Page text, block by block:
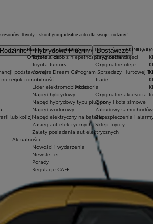
Rodzinne Hybrydowe Plug-in
Dostawcze
Ekobonus dla hybryd Toyoty
Oferta dla osób z niepełnosprawnościami
Kluby dla dzieci i młodzieży
Toyota Kids
Toyota Juniors
Konkurs Dream Car
Elektromobilność
Lider elektromobilności
Napęd hybrydowy
Napęd hybrydowy typu plug-in
Napęd wodorowy
Napęd elektryczny na baterię
Zasięg aut elektrycznych
Zalety posiadania aut elektrycznych
Aktualności
Nowości i wydarzenia
Newsletter
Porady
Regulacje CAFE
KINTO
podstawowej
lub kolizji
Oryginalne części i oleje Toyoty
Oryginalne części
Oryginalne oleje
Program Sprzedaży Hurtowej
Trade
Akcesoria
Oryginalne akcesoria
Opony i koła zimowe
Zabudowy
Zabezpieczenia i
Sklep Toyoty
określoną w Rozporządzeniu (UE) 2017/1151. Na faktyczne
zawierające dane wszystkich nowych samochodów osobowych
określoną w Rozporządzeniu (UE) 2017/1151. Na faktyczne
zawierające dane wszystkich nowych samochodów osobowych
Toyoty i skonfiguruj idealne auto dla swojej rodziny!